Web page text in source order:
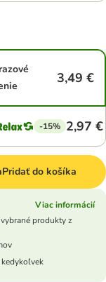
3,49 €
-15% 2,97 €
Pridať do košíka
Viac informácií
produkty z